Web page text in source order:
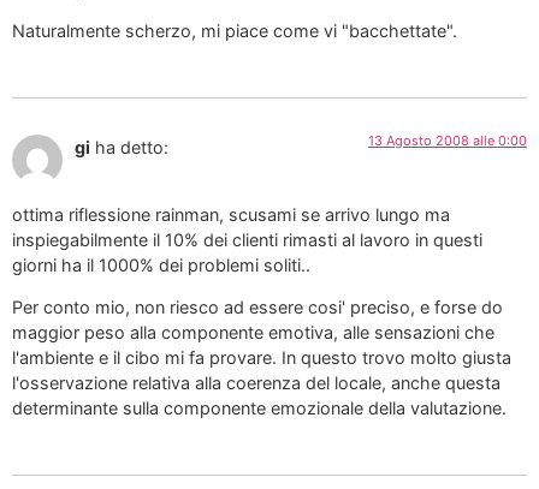
Naturalmente scherzo, mi piace come vi "bacchettate".
gi ha detto: 13 Agosto 2008 alle 0:00
ottima riflessione rainman, scusami se arrivo lungo ma
inspiegabilmente il 10% dei clienti rimasti al lavoro in questi
giorni ha il 1000% dei problemi soliti..
Per conto mio, non riesco ad essere cosi' preciso, e forse do
maggior peso alla componente emotiva, alle sensazioni che
l'ambiente e il cibo mi fa provare. In questo trovo molto giusta
l'osservazione relativa alla coerenza del locale, anche questa
determinante sulla componente emozionale della valutazione.